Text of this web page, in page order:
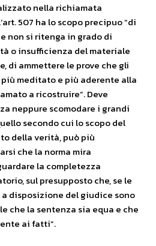
nella richiamata
507 ha lo scopo precipuo “di
non si ritenga in grado di
o insufficienza del materiale
di ammettere le prove che gli
meditato e più aderente alla
a ricostruire”. Deve
neppure scomodare i grandi
secondo cui lo scopo del
della verità, può più
che la norma mira
la completezza
sul presupposto che, se le
disposizione del giudice sono
che la sentenza sia equa e che
ai fatti”.